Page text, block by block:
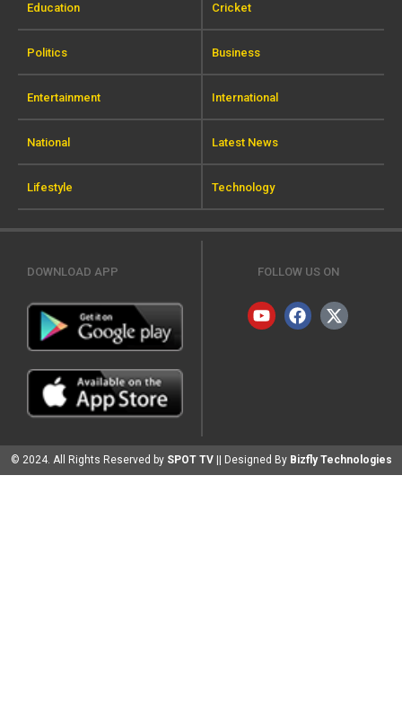
Education Cricket
Politics Business
Entertainment International
National Latest News
Lifestyle Technology
DOWNLOAD APP FOLLOW US ON
© 2024. All Rights Reserved by SPOT TV || Designed By Bizfly Technologies